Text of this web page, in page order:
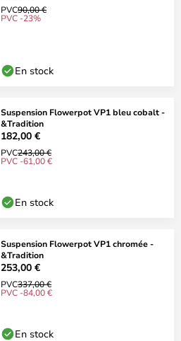
PVC90,00 €
PVC -23%
En stock
Suspension Flowerpot VP1 bleu cobalt -
&Tradition
182,00 €
PVC243,00 €
PVC -61,00 €
En stock
Suspension Flowerpot VP1 chromée -
&Tradition
253,00 €
PVC337,00 €
PVC -84,00 €
En stock